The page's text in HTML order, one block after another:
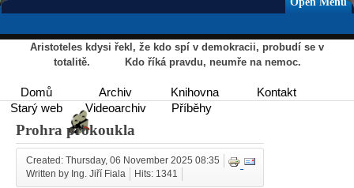
Aristoteles kdysi řekl, že kdo spí v demokracii, probudí se v
totalitě. Kdo říká pravdu, neumře na nemoc.
Domů Archiv Knihovna
Kontakt
Starý web
Videoarchiv Příběhy
Prohra prokoukla
Created: Thursday, 06 November 2025 08:35
Written by Ing. Jiří Fiala
Hits: 1341